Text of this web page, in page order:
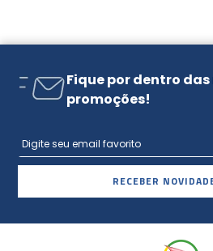
Fique por dentro das
promoções!
RECEBER